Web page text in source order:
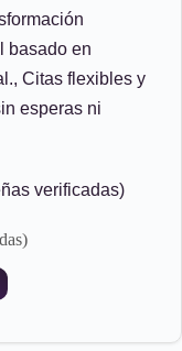
basado en
Citas flexibles y
esperas ni
verificadas)